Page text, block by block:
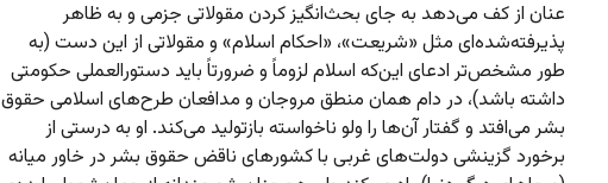
عنان از کف می‌دهد به جای بحث‌انگیز کردن مقولاتی جزمی و به ظاهر
پذیرفته‌شده‌ای مثل «شریعت»، «احکام اسلام» و مقولاتی از این دست (به
طور مشخص‌تر ادعای این‌که اسلام لزوماً و ضرورتاً باید دستورالعملی حکومتی
داشته باشد)، در دام همان منطق مروجان و مدافعان طرح‌های اسلامی حقوق
بشر می‌افتد و گفتار آن‌ها را ولو ناخواسته بازتولید می‌کند. او به درستی از
برخورد گزینشی دولت‌های غربی با کشورهای ناقض حقوق بشر در خاور میانه